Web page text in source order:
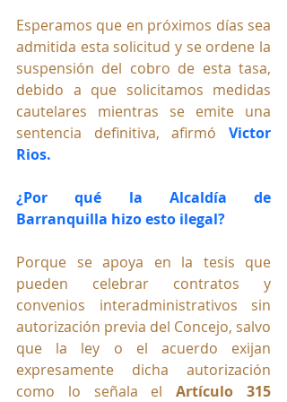
Esperamos que en próximos días sea
admitida esta solicitud y se ordene la
suspensión del cobro de esta tasa,
debido a que solicitamos medidas
cautelares mientras se emite una
sentencia definitiva, afirmó Victor
Rios.
¿Por qué la Alcaldía de
Barranquilla hizo esto ilegal?
Porque se apoya en la tesis que
pueden celebrar contratos y
convenios interadministrativos sin
autorización previa del Concejo, salvo
que la ley o el acuerdo exijan
expresamente dicha autorización
como lo señala el Artículo 315